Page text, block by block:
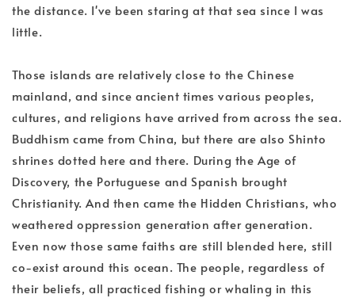
the distance. I've been staring at that sea since I was
little.
Those islands are relatively close to the Chinese
mainland, and since ancient times various peoples,
cultures, and religions have arrived from across the sea.
Buddhism came from China, but there are also Shinto
shrines dotted here and there. During the Age of
Discovery, the Portuguese and Spanish brought
Christianity. And then came the Hidden Christians, who
weathered oppression generation after generation.
Even now those same faiths are still blended here, still
co-exist around this ocean. The people, regardless of
their beliefs, all practiced fishing or whaling in this